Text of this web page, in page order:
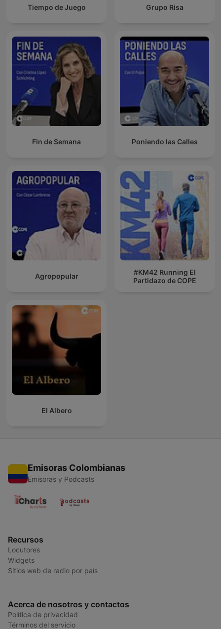
Tiempo de Juego Grupo Risa
Fin de Semana Poniendo las Calles
Agropopular
#KM42 Running El
Partidazo de COPE
El Albero
Emisoras Colombianas
Emisoras y Podcasts
Recursos
Locutores
Widgets
Sitios web de radio por país
Acerca de nosotros y contactos
Política de privacidad
Términos del servicio